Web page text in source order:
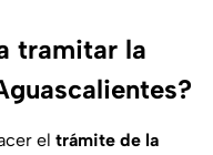
tramitar la
el trámite de la